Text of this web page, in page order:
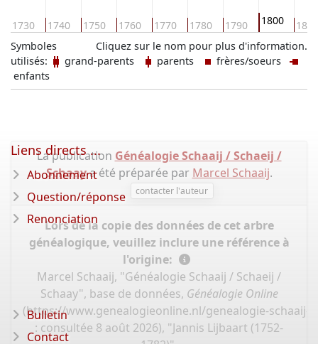
1730 1740 1750 1760 1770 1780 1790 1800 1810
Cliquez sur le nom pour plus d'information.
Symboles
utilisés:
grand-parents parents
frères/soeurs
enfants
La publication Généalogie Schaaij / Schaeij /
Schaaya été préparée par Marcel Schaaij.
contacter l'auteur
Lors de la copie des données de cet arbre
généalogique, veuillez inclure une référence à
l'origine:
Marcel Schaaij, "Généalogie Schaaij / Schaeij /
Schaay", base de données, Généalogie Online
(https://www.genealogieonline.nl/genealogie-schaaij-
: consultée 8 août 2026), "Jannis Lijbaart (1752-
Liens directs ...
Abonnement
Question/réponse
Renonciation
Bulletin
Contact